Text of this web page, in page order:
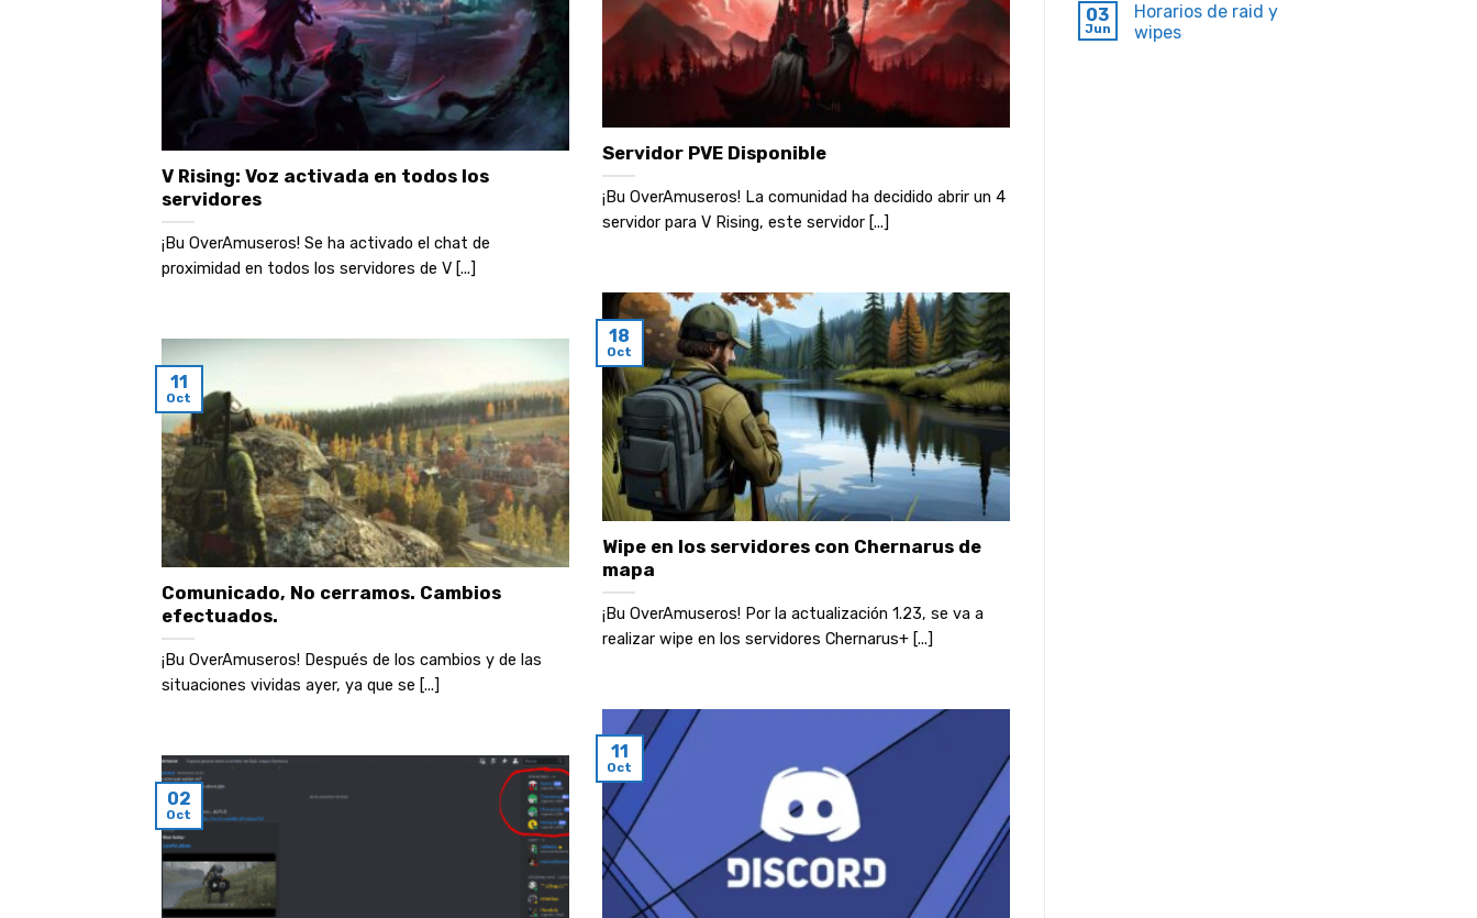
Servidor PVE Disponible
¡Bu OverAmuseros! La comunidad ha decidido abrir un 4
servidor para V Rising, este servidor [...]
V Rising: Voz activada en todos los
servidores
¡Bu OverAmuseros! Se ha activado el chat de
proximidad en todos los servidores de V [...]
Wipe en los servidores con Chernarus de
mapa
¡Bu OverAmuseros! Por la actualización 1.23, se va a
realizar wipe en los servidores Chernarus+ [...]
18
Oct
Comunicado, No cerramos. Cambios
efectuados.
¡Bu OverAmuseros! Después de los cambios y de las
situaciones vividas ayer, ya que se [...]
11
Oct
11
Oct
02
Oct
03
Jun
Horarios de raid y
wipes